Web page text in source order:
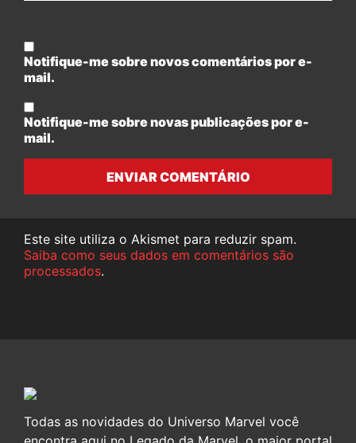
Notifique-me sobre novos comentários por e-
mail.
Notifique-me sobre novas publicações por e-
mail.
ENVIAR COMENTÁRIO
Este site utiliza o Akismet para reduzir spam.
Saiba como seus dados em comentários são
processados.
Todas as novidades do Universo Marvel você